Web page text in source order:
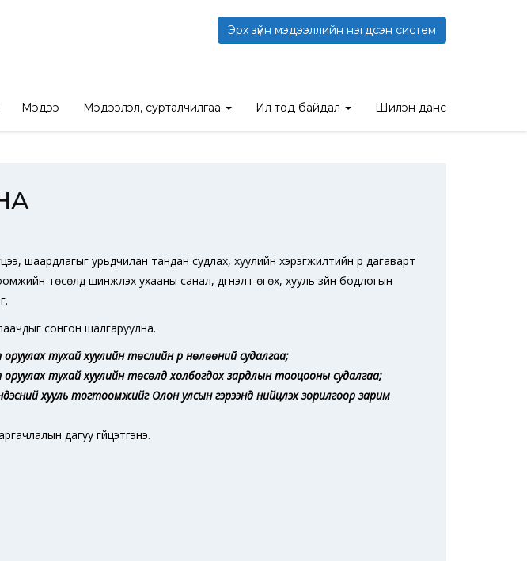
Эрх зүйн мэдээллийн нэгдсэн систем
Мэдээ Мэдээлэл, сурталчилгаа Ил тод байдал Шилэн данс
СУДАЛГААНЫ АЖИЛД УРЬЖ БАЙНА
шаардлагыг урьдчилан тандан судлах, хуулийн хэрэгжилтийн үр дагаварт
төсөлд шинжлэх ухааны санал, дүгнэлт өгөх, хууль зүйн бодлогын
сонгон шалгаруулна.
тухай хуулийн төслийн үр нөлөөний судалгаа;
тухай хуулийн төсөлд холбогдох зардлын тооцооны судалгаа;
хууль тогтоомжийг Олон улсын гэрээнд нийцүүлэх зорилгоор зарим
дагуу гүйцэтгэнэ.